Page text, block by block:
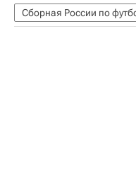
Сборная России по